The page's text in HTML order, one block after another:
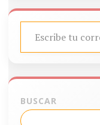
ESCRIBE TU CORREO ELECTRÓNICO…
BUSCAR